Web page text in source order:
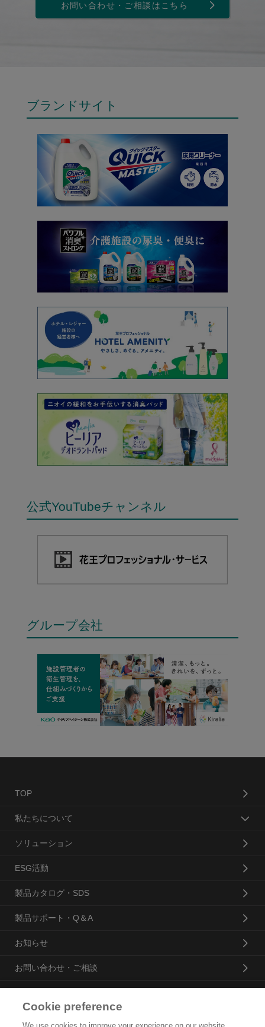
お問い合わせ・ご相談はこちら
ブランドサイト
公式YouTubeチャンネル
グループ会社
TOP
私たちについて
ソリューション
ESG活動
製品カタログ・SDS
製品サポート・Q＆A
お知らせ
お問い合わせ・ご相談
Cookie preference